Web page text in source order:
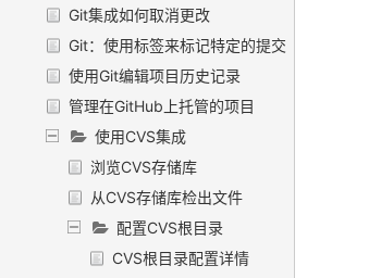
Git集成如何取消更改
Git：使用标签来标记特定的提交
使用Git编辑项目历史记录
管理在GitHub上托管的项目
使用CVS集成
浏览CVS存储库
从CVS存储库检出文件
配置CVS根目录
CVS根目录配置详情